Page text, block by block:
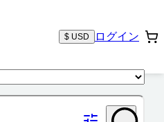
$ USD ログイン